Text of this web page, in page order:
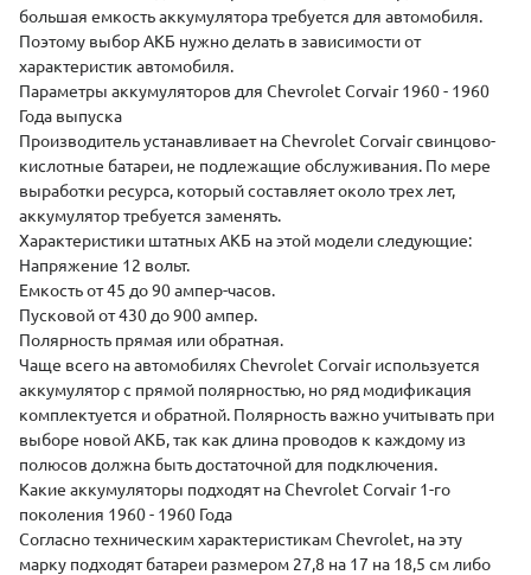
большая емкость аккумулятора требуется для автомобиля.
Поэтому выбор АКБ нужно делать в зависимости от
характеристик автомобиля.
Параметры аккумуляторов для Chevrolet Corvair 1960 - 1960
Года выпуска
Производитель устанавливает на Chevrolet Corvair свинцово-
кислотные батареи, не подлежащие обслуживания. По мере
выработки ресурса, который составляет около трех лет,
аккумулятор требуется заменять.
Характеристики штатных АКБ на этой модели следующие:
Напряжение 12 вольт.
Емкость от 45 до 90 ампер-часов.
Пусковой от 430 до 900 ампер.
Полярность прямая илиобратная.
Чаще всего на автомобилях Chevrolet Corvair используется
аккумулятор с прямой полярностью, но ряд модификация
комплектуется и обратной. Полярность важно учитывать при
выборе новой АКБ, так как длина проводов к каждому из
полюсов должна быть достаточной для подключения.
Какие аккумуляторы подходят на Chevrolet Corvair 1-го
поколения 1960 - 1960 Года
Согласно техническим характеристикам Chevrolet, на эту
марку подходят батареи размером 27,8 на 17 на 18,5 см либо